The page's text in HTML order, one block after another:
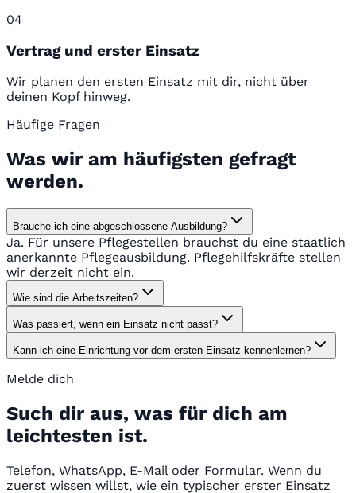
04
Vertrag und erster Einsatz
Wir planen den ersten Einsatz mit dir, nicht über
deinen Kopf hinweg.
Häufige Fragen
Was wir am häufigsten gefragt
werden.
Brauche ich eine abgeschlossene Ausbildung?
Ja. Für unsere Pflegestellen brauchst du eine staatlich
anerkannte Pflegeausbildung. Pflegehilfskräfte stellen
wir derzeit nicht ein.
Wie sind die Arbeitszeiten?
Was passiert, wenn ein Einsatz nicht passt?
Kann ich eine Einrichtung vor dem ersten Einsatz kennenlernen?
Melde dich
Such dir aus, was für dich am
leichtesten ist.
Telefon, WhatsApp, E-Mail oder Formular. Wenn du
zuerst wissen willst, wie ein typischer erster Einsatz